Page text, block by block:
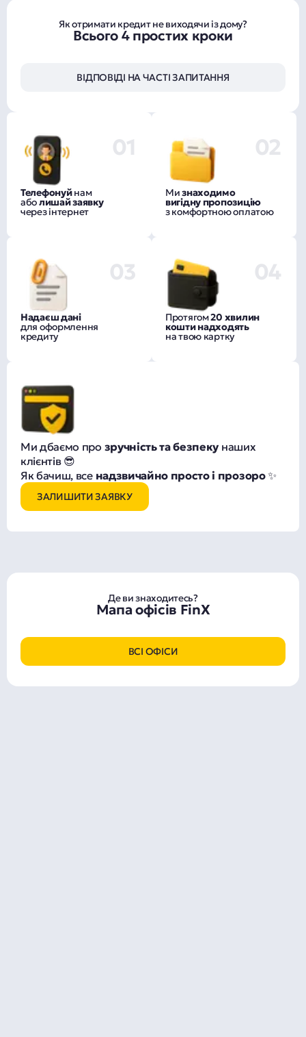
Як отримати кредит не виходячи із дому?
Всього 4 простих кроки
ВІДПОВІДІ НА ЧАСТІ ЗАПИТАННЯ
01
Телефонуйнам
аболишай заявку
через інтернет
02
Мизнаходимо
вигідну пропозицію
з комфортною оплатою
03
Надаєш дані
для оформлення
кредиту
04
Протягом20 хвилин
кошти надходять
на твою картку
Ми дбаємо про зручність та безпеку наших
клієнтів 😎
Як бачиш, все надзвичайно просто і прозоро✨
ЗАЛИШИТИ ЗАЯВКУ
Де ви знаходитесь?
Мапа офісів FinX
ВСІ ОФІСИ